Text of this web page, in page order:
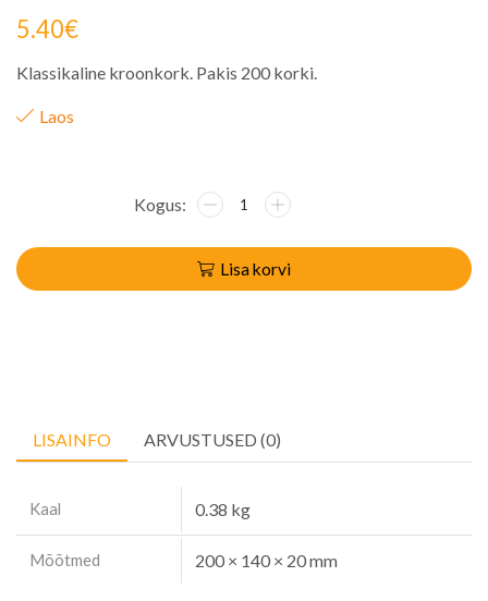
5.40€
Klassikaline kroonkork. Pakis 200 korki.
Laos
Lisa korvi
LISAINFO ARVUSTUSED (0)
Kaal 0.38 kg
Mõõtmed 200 × 140 × 20 mm